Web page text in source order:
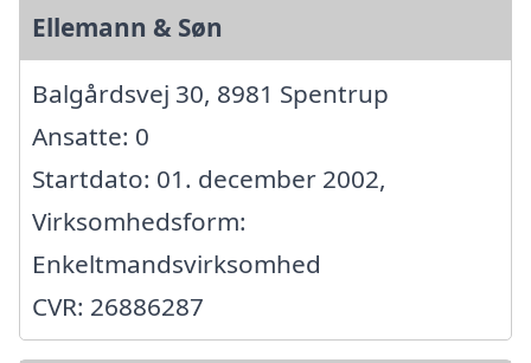
Ellemann & Søn
Balgårdsvej 30, 8981 Spentrup
Ansatte: 0
Startdato: 01. december 2002,
Virksomhedsform:
Enkeltmandsvirksomhed
CVR: 26886287